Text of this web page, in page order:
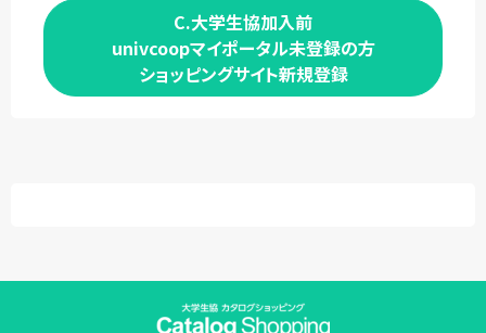
C.大学生協加入前
univcoopマイポータル未登録の方
ショッピングサイト新規登録